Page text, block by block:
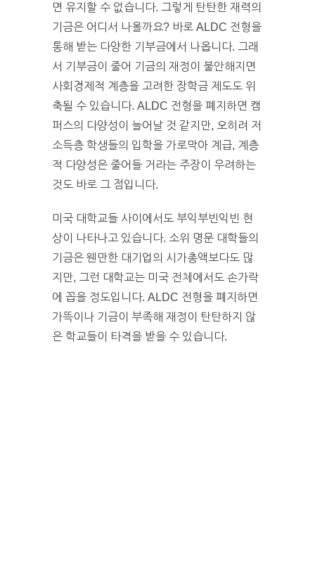
면 유지할 수 없습니다. 그렇게 탄탄한 재력의
기금은 어디서 나올까요? 바로 ALDC 전형을
통해 받는 다양한 기부금에서 나옵니다. 그래
서 기부금이 줄어 기금의 재정이 불안해지면
사회경제적 계층을 고려한 장학금 제도도 위
축될 수 있습니다. ALDC 전형을 폐지하면 캠
퍼스의 다양성이 늘어날 것 같지만, 오히려 저
소득층 학생들의 입학을 가로막아 계급, 계층
적 다양성은 줄어들 거라는 주장이 우려하는
것도 바로 그 점입니다.
미국 대학교들 사이에서도 부익부빈익빈 현
상이 나타나고 있습니다. 소위 명문 대학들의
기금은 웬만한 대기업의 시가총액보다도 많
지만, 그런 대학교는 미국 전체에서도 손가락
에 꼽을 정도입니다. ALDC 전형을 폐지하면
가뜩이나 기금이 부족해 재정이 탄탄하지 않
은 학교들이 타격을 받을 수 있습니다.